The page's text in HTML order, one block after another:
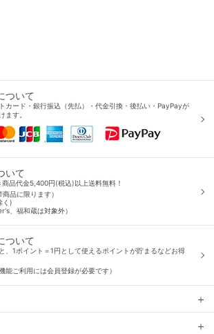
ついて
カード・銀行振込（先払）・代金引換・後払い・PayPayが
ます。
いて
商品代金5,400円(税込)以上送料無料！
商品に限ります）
く)
、福和蔵は対象外）
ついて
、1ポイント＝1円として使えるポイントが貯まるなどお得
能ご利用には会員登録が必要です）